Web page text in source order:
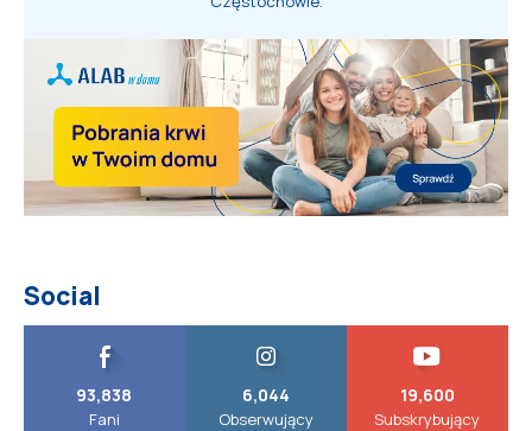
Social
93,838
Fani
6,044
Obserwujący
19,600
Subskrybujący